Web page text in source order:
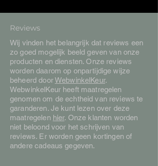
Reviews
Wij vinden het belangrijk dat reviews een
zo goed mogelijk beeld geven van onze
producten en diensten. Onze reviews
worden daarom op onpartijdige wijze
beheerd doorWebwinkelKeur.
WebwinkelKeur heeft maatregelen
genomen om de echtheid van reviews te
garanderen. Je kunt lezen over deze
maatregelen hier. Onze klanten worden
niet beloond voor het schrijven van
reviews. Er worden geen kortingen of
andere cadeaus gegeven.